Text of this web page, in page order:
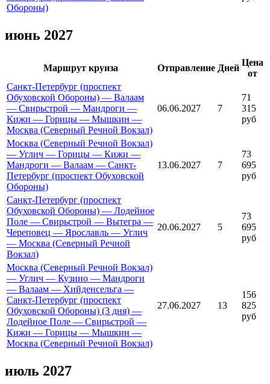
Обороны)
июнь 2027
Маршрут круиза Отправление Дней
Цена
от
Санкт-Петербург (проспект
Обуховской Обороны) — Валаам
— Свирьстрой — Мандроги —
Кижи — Горицы — Мышкин —
Москва (Северный Речной Вокзал)
06.06.2027 7
71
315
руб
Москва (Северный Речной Вокзал)
— Углич — Горицы — Кижи —
Мандроги — Валаам — Санкт-
Петербург (проспект Обуховской
Обороны)
13.06.2027 7
73
695
руб
Санкт-Петербург (проспект
Обуховской Обороны) — Лодейное
Поле — Свирьстрой — Вытегра —
Череповец — Ярославль — Углич
— Москва (Северный Речной
Вокзал)
20.06.2027 5
73
695
руб
Москва (Северный Речной Вокзал)
— Углич — Кузино — Мандроги
— Валаам — Хийденсельга —
Санкт-Петербург (проспект
Обуховской Обороны) (3 дня) —
Лодейное Поле — Свирьстрой —
Кижи — Горицы — Мышкин —
Москва (Северный Речной Вокзал)
27.06.2027 13
156
825
руб
июль 2027